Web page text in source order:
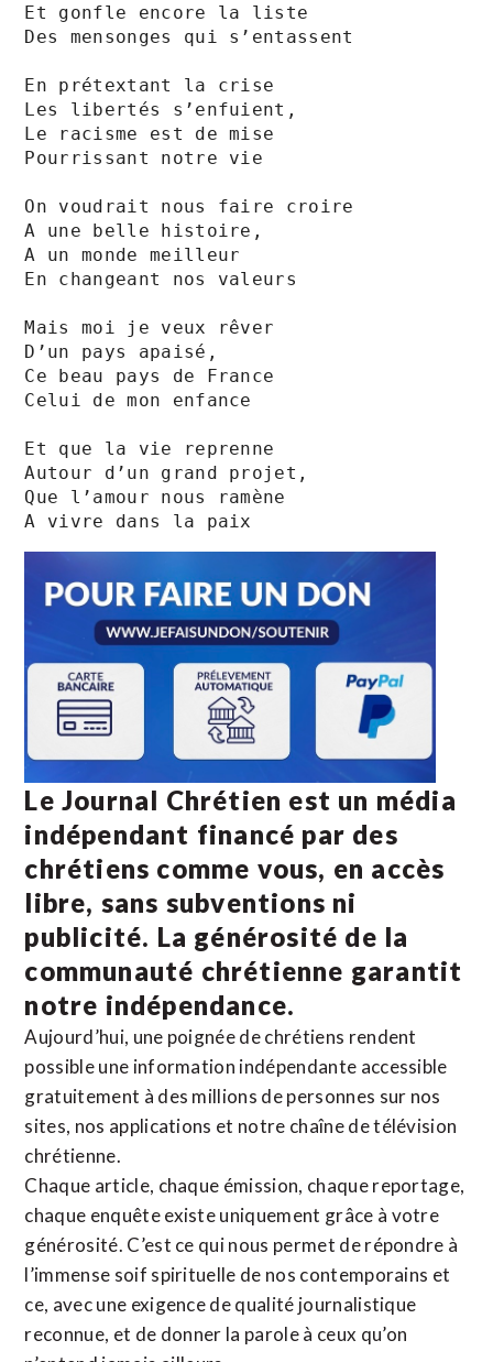
Et gonfle encore la liste
Des mensonges qui s’entassent
En prétextant la crise
Les libertés s’enfuient,
Le racisme est de mise
Pourrissant notre vie
On voudrait nous faire croire
A une belle histoire,
A un monde meilleur
En changeant nos valeurs
Mais moi je veux rêver
D’un pays apaisé,
Ce beau pays de France
Celui de mon enfance
Et que la vie reprenne
Autour d’un grand projet,
Que l’amour nous ramène
A vivre dans la paix
Le Journal Chrétien est un média
indépendant financé par des
chrétiens comme vous, en accès
libre, sans subventions ni
publicité. La générosité de la
communauté chrétienne garantit
notre indépendance.
Aujourd’hui, une poignée de chrétiens rendent
possible une information indépendante accessible
gratuitement à des millions de personnes sur nos
sites, nos applications et notre chaîne de télévision
chrétienne.
Chaque article, chaque émission, chaque reportage,
chaque enquête existe uniquement grâce à votre
générosité. C’est ce qui nous permet de répondre à
l’immense soif spirituelle de nos contemporains et
ce, avec une exigence de qualité journalistique
reconnue, et de donner la parole à ceux qu’on